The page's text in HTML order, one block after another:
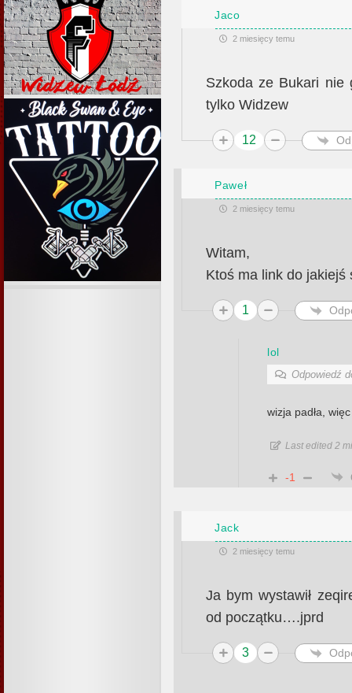
Jaco
2 miesięcy temu
Szkoda ze Bukari nie
tylko Widzew
12
Paweł
2 miesięcy temu
Witam,
Ktoś ma link do jakiejś
1
lol
Odpowiedź
wizja padła,
Last edited 2
-1
Jack
2 miesięcy temu
Ja bym wystawił
od początku….jprd
3